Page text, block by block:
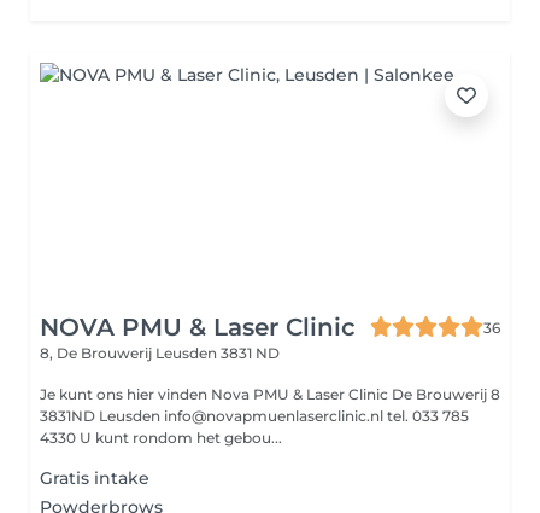
NOVA PMU & Laser Clinic
36
8, De Brouwerij Leusden 3831 ND
Je kunt ons hier vinden Nova PMU & Laser Clinic De Brouwerij 8
3831ND Leusden info@novapmuenlaserclinic.nl tel. 033 785
4330 U kunt rondom het gebou...
Gratis intake
Powderbrows